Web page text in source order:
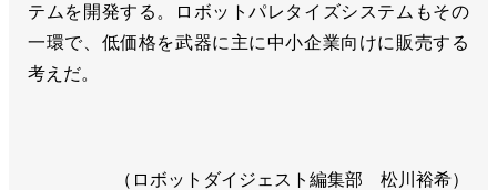
テムを開発する。ロボットパレタイズシステムもその
一環で、低価格を武器に主に中小企業向けに販売する
考えだ。
（ロボットダイジェスト編集部 松川裕希）